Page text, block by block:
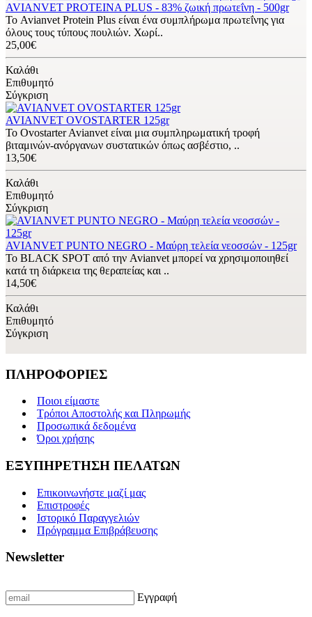
AVIANVET PROTEINA PLUS - 83% ζωική πρωτεΐνη - 500gr
Το Avianvet Protein Plus είναι ένα συμπλήρωμα πρωτεΐνης για
όλους τους τύπους πουλιών. Χωρί..
25,00€
Καλάθι
Επιθυμητό
Σύγκριση
AVIANVET OVOSTARTER 125gr
Το Ovostarter Avianvet είναι μια συμπληρωματική τροφή
βιταμινών-ανόργανων συστατικών όπως ασβέστιο, ..
13,50€
Καλάθι
Επιθυμητό
Σύγκριση
AVIANVET PUNTO NEGRO - Μαύρη τελεία νεοσσών - 125gr
Το BLACK SPOT από την Avianvet μπορεί να χρησιμοποιηθεί
κατά τη διάρκεια της θεραπείας και ..
14,50€
Καλάθι
Επιθυμητό
Σύγκριση
ΠΛΗΡΟΦΟΡΙΕΣ
Ποιοι είμαστε
Τρόποι Αποστολής και Πληρωμής
Προσωπικά δεδομένα
Όροι χρήσης
ΕΞΥΠΗΡΕΤΗΣΗ ΠΕΛΑΤΩΝ
Επικοινωνήστε μαζί μας
Επιστροφές
Ιστορικό Παραγγελιών
Πρόγραμμα Επιβράβευσης
Newsletter
Εγγραφή